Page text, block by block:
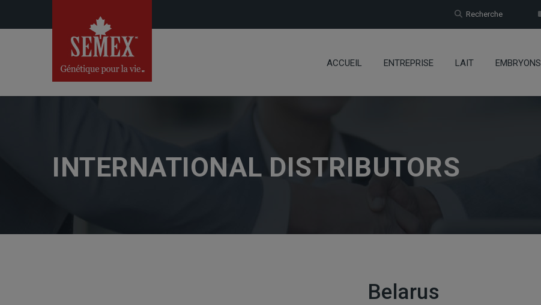
Recherche
ACCUEIL ENTREPRISE LAIT EMBRYONS
INTERNATIONAL DISTRIBUTORS
Belarus